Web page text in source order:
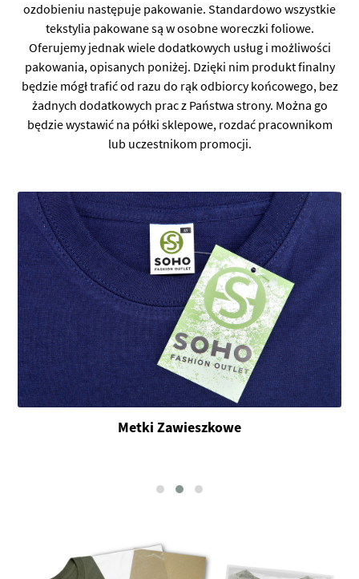
ozdobieniu następuje pakowanie. Standardowo wszystkie
tekstylia pakowane są w osobne woreczki foliowe.
Oferujemy jednak wiele dodatkowych usług i możliwości
pakowania, opisanych poniżej. Dzięki nim produkt finalny
będzie mógł trafić od razu do rąk odbiorcy końcowego, bez
żadnych dodatkowych prac z Państwa strony. Można go
będzie wystawić na półki sklepowe, rozdać pracownikom
lub uczestnikom promocji.
Metki Zawieszkowe